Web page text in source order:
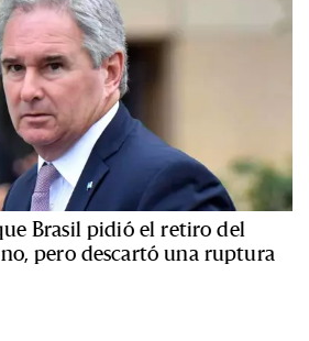
Brasil pidió el retiro del
pero descartó una ruptura